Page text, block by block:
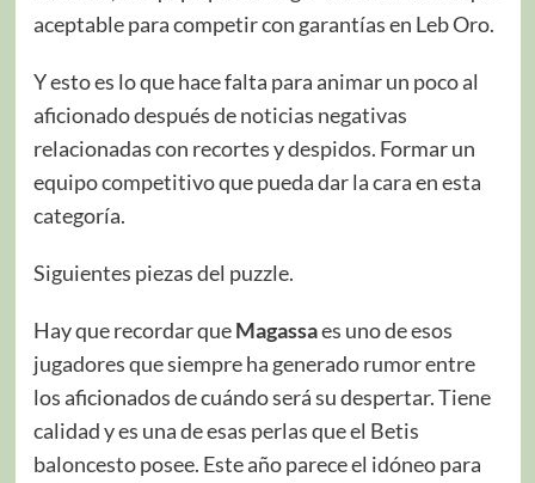
aceptable para competir con garantías en Leb Oro.
Y esto es lo que hace falta para animar un poco al
aficionado después de noticias negativas
relacionadas con recortes y despidos. Formar un
equipo competitivo que pueda dar la cara en esta
categoría.
Siguientes piezas del puzzle.
Hay que recordar queMagassaes uno de esos
jugadores que siempre ha generado rumor entre
los aficionados de cuándo será su despertar. Tiene
calidad y es una de esas perlas que el Betis
baloncesto posee. Este año parece el idóneo para